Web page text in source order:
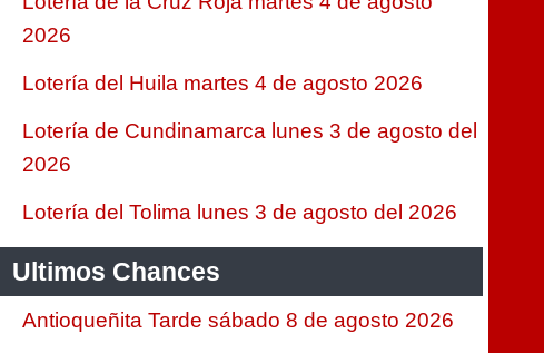
2026
Lotería del Huila martes 4 de agosto 2026
Lotería de Cundinamarca lunes 3 de agosto del
2026
Lotería del Tolima lunes 3 de agosto del 2026
Ultimos Chances
Antioqueñita Tarde sábado 8 de agosto 2026